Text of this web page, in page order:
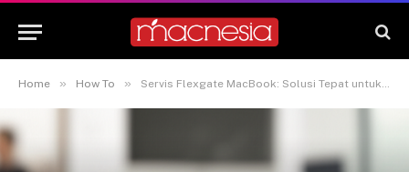
Home » How To » Servis Flexgate MacBook: Solusi Tepat untuk Layar Pro Anda yang Bermasalah